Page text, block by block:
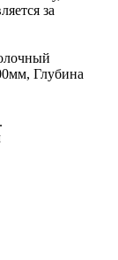
за
Глубина